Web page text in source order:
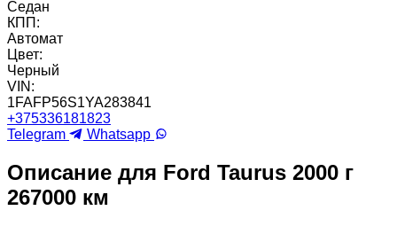
Седан
КПП:
Автомат
Цвет:
Черный
VIN:
1FAFP56S1YA283841
+375336181823
Telegram
Whatsapp
Описание для Ford Taurus 2000 г
267000 км